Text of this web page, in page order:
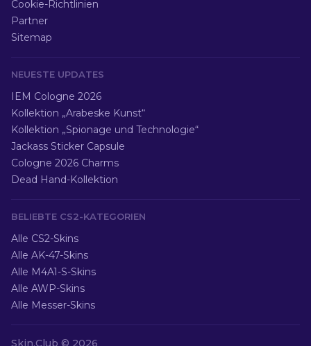
Cookie-Richtlinien
Partner
Sitemap
NEUESTE UPDATES
IEM Cologne 2026
Kollektion „Arabeske Kunst“
Kollektion „Spionage und Technologie“
Jackass Sticker Capsule
Cologne 2026 Charms
Dead Hand-Kollektion
BELIEBTE CS2-KATEGORIEN
Alle CS2-Skins
Alle AK-47-Skins
Alle M4A1-S-Skins
Alle AWP-Skins
Alle Messer-Skins
Skin.Club © 2026